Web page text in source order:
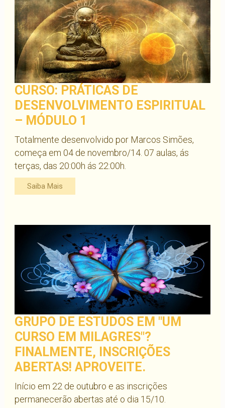
CURSO: PRÁTICAS DE
DESENVOLVIMENTO ESPIRITUAL
– MÓDULO 1
Totalmente desenvolvido por Marcos Simões,
começa em 04 de novembro/14. 07 aulas, ás
terças, das 20:00h ás 22:00h.
Saiba Mais
GRUPO DE ESTUDOS EM "UM
CURSO EM MILAGRES"?
FINALMENTE, INSCRIÇÕES
ABERTAS! APROVEITE.
Início em 22 de outubro e as inscrições
permanecerão abertas até o dia 15/10.